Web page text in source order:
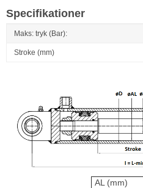
Specifikationer
Maks: tryk (Bar):
Stroke (mm)
AL (mm)